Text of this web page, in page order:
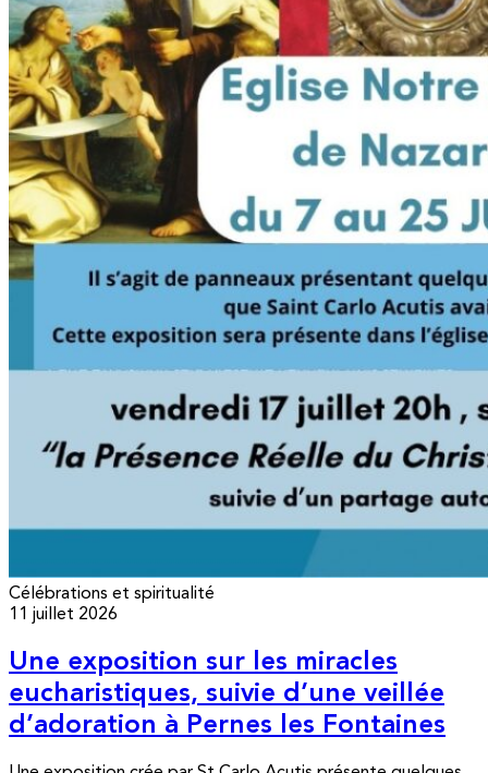
Célébrations et spiritualité
11 juillet 2026
Une exposition sur les miracles
eucharistiques, suivie d’une veillée
d’adoration à Pernes les Fontaines